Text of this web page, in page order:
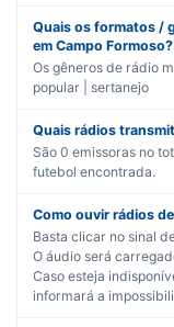
Quais os formatos /
em Campo Formoso?
Os gêneros de rádio
popular | sertanejo
Quais rádios
São 0 emissoras no
futebol encontrada.
Como ouvir rádios
Basta clicar no sinal
O áudio será
Caso esteja
informará a